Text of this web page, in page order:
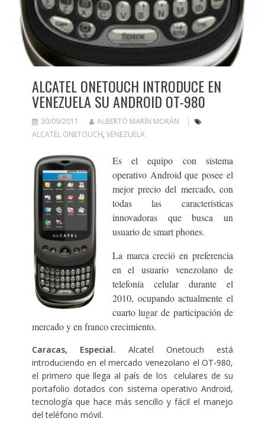
ALCATEL ONETOUCH INTRODUCE EN
VENEZUELA SU ANDROID OT-980
30/09/2011
ALBERTO MARÍN MORÁN
ALCATEL ONETOUCH, VENEZUELA
Es el equipo con sistema
operativo Android que posee el
mejor precio del mercado, con
todas las características
innovadoras que busca un
usuario de smart phones.
La marca creció en preferencia
en el usuario venezolano de
telefonía celular durante el
2010, ocupando actualmente el
cuarto lugar de participación de
mercado y en franco crecimiento.
Caracas, Especial. Alcatel Onetouch está
introduciendo en el mercado venezolano el OT-980,
el primero que llega al país de los celulares de su
portafolio dotados con sistema operativo Android,
tecnología que hace más sencillo y fácil el manejo
del teléfono móvil.